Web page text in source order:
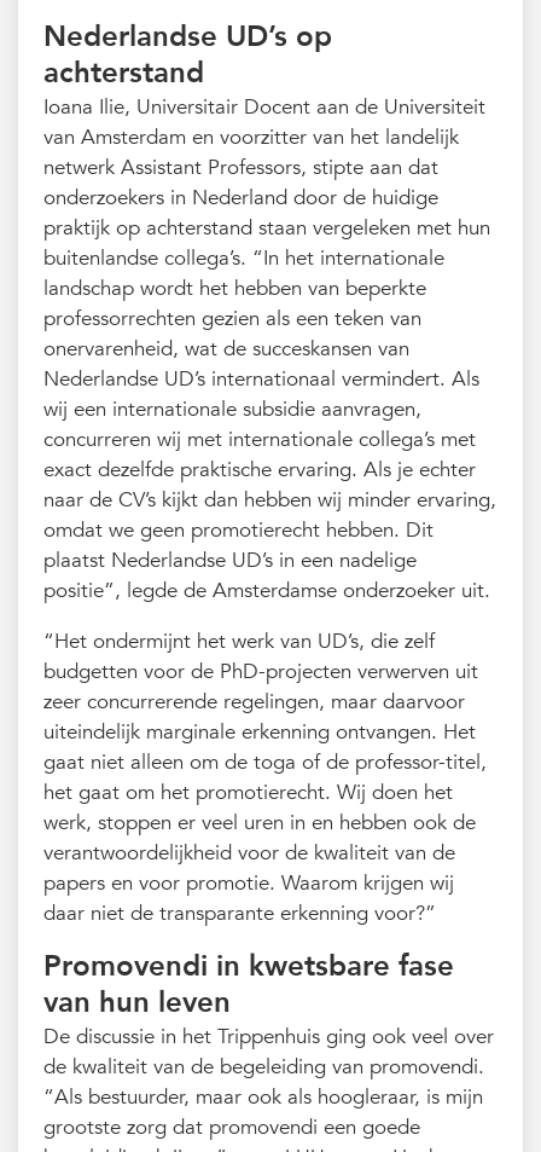
Nederlandse UD’s op
achterstand
Ioana Ilie, Universitair Docent aan de Universiteit
van Amsterdam en voorzitter van het landelijk
netwerk Assistant Professors, stipte aan dat
onderzoekers in Nederland door de huidige
praktijk op achterstand staan vergeleken met hun
buitenlandse collega’s. “In het internationale
landschap wordt het hebben van beperkte
professorrechten gezien als een teken van
onervarenheid, wat de succeskansen van
Nederlandse UD’s internationaal vermindert. Als
wij een internationale subsidie aanvragen,
concurreren wij met internationale collega’s met
exact dezelfde praktische ervaring. Als je echter
naar de CV’s kijkt dan hebben wij minder ervaring,
omdat we geen promotierecht hebben. Dit
plaatst Nederlandse UD’s in een nadelige
positie”, legde de Amsterdamse onderzoeker uit.
“Het ondermijnt het werk van UD’s, die zelf
budgetten voor de PhD-projecten verwerven uit
zeer concurrerende regelingen, maar daarvoor
uiteindelijk marginale erkenning ontvangen. Het
gaat niet alleen om de toga of de professor-titel,
het gaat om het promotierecht. Wij doen het
werk, stoppen er veel uren in en hebben ook de
verantwoordelijkheid voor de kwaliteit van de
papers en voor promotie. Waarom krijgen wij
daar niet de transparante erkenning voor?”
Promovendi in kwetsbare fase
van hun leven
De discussie in het Trippenhuis ging ook veel over
de kwaliteit van de begeleiding van promovendi.
“Als bestuurder, maar ook als hoogleraar, is mijn
grootste zorg dat promovendi een goede